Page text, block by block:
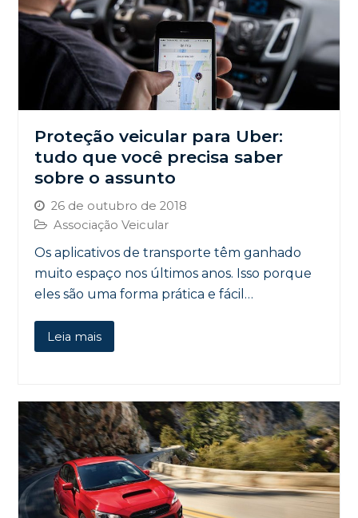
Proteção veicular para Uber:
tudo que você precisa saber
sobre o assunto
26 de outubro de 2018
Associação Veicular
Os aplicativos de transporte têm ganhado
muito espaço nos últimos anos. Isso porque
eles são uma forma prática e fácil…
Leia mais